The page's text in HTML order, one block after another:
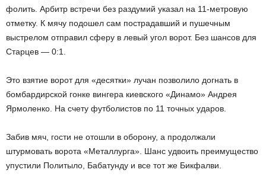
фолить. Арбитр встречи без раздумий указал на 11-метровую
отметку. К мячу подошел сам пострадавший и пушечным
выстрелом отправил сферу в левый угол ворот. Без шансов для
Старцев — 0:1.
Это взятие ворот для «десятки» лучан позволило догнать в
бомбардирской гонке вингера киевского «Динамо» Андрея
Ярмоленко. На счету футболистов по 11 точных ударов.
Забив мяч, гости не отошли в оборону, а продолжали
штурмовать ворота «Металлурга». Шанс удвоить преимущество
упустили Политыло, Бабатунду и все тот же Бикфалви.